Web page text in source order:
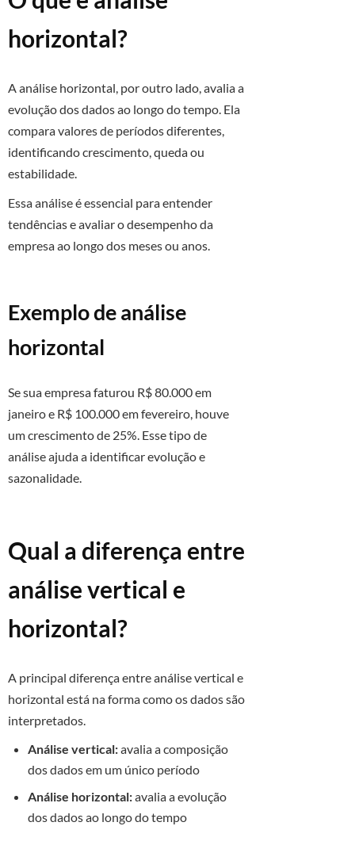
horizontal?
A análise horizontal, por outro lado, avalia a
evolução dos dados ao longo do tempo. Ela
compara valores de períodos diferentes,
identificando crescimento, queda ou
estabilidade.
Essa análise é essencial para entender
tendências e avaliar o desempenho da
empresa ao longo dos meses ou anos.
Exemplo de análise
horizontal
Se sua empresa faturou R$ 80.000 em
janeiro e R$ 100.000 em fevereiro, houve
um crescimento de 25%. Esse tipo de
análise ajuda a identificar evolução e
sazonalidade.
Qual a diferença entre
análise vertical e
horizontal?
A principal diferença entre análise vertical e
horizontal está na forma como os dados são
interpretados.
Análise vertical:avalia a composição
dos dados em um único período
Análise horizontal:avalia a evolução
dos dados ao longo do tempo